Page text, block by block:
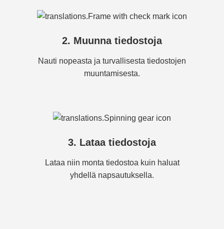
2. Muunna tiedostoja
Nauti nopeasta ja turvallisesta tiedostojen
muuntamisesta.
3. Lataa tiedostoja
Lataa niin monta tiedostoa kuin haluat
yhdellä napsautuksella.